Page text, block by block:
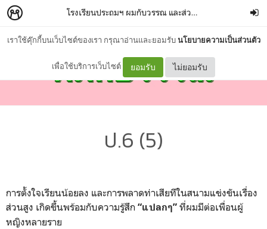
เราใช้คุ๊กกี้บนเว็บไซต์ของเรา กรุณาอ่านและยอมรับนโยบายความเป็นส่วนตัว
เพื่อใช้บริการเว็บไซต์ ยอมรับ ไม่ยอมรับ
โรงเรียนประถมฯ ผมกับวรรณ และส่วนสูงของเรา เปลว
ป.6 (5)
การตั้งใจเรียนน้อยลง และการพลาดท่าเสียทีในสนามแข่งขันเรื่อง
ส่วนสูง เกิดขึ้นพร้อมกับความรู้สึก “แปลกๆ” ที่ผมมีต่อเพื่อนผู้
หญิงหลายราย